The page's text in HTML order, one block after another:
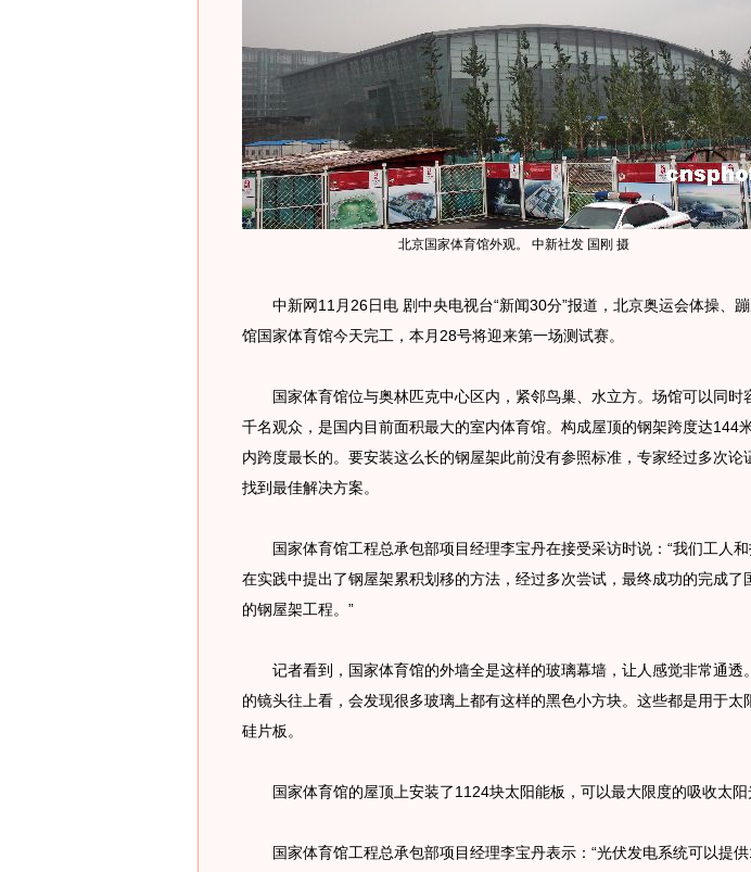
北京国家体育馆外观。 中新社发 国刚 摄
中新网11月26日电 剧中央电视台“新闻30分”报道，北京奥运会体操、蹦
馆国家体育馆今天完工，本月28号将迎来第一场测试赛。
国家体育馆位与奥林匹克中心区内，紧邻鸟巢、水立方。场馆可以同时
千名观众，是国内目前面积最大的室内体育馆。构成屋顶的钢架跨度达144
内跨度最长的。要安装这么长的钢屋架此前没有参照标准，专家经过多次论
找到最佳解决方案。
国家体育馆工程总承包部项目经理李宝丹在接受采访时说：“我们工人和
在实践中提出了钢屋架累积划移的方法，经过多次尝试，最终成功的完成了
的钢屋架工程。”
记者看到，国家体育馆的外墙全是这样的玻璃幕墙，让人感觉非常通透
的镜头往上看，会发现很多玻璃上都有这样的黑色小方块。这些都是用于太
硅片板。
国家体育馆的屋顶上安装了1124块太阳能板，可以最大限度的吸收太阳
国家体育馆工程总承包部项目经理李宝丹表示：“光伏发电系统可以提